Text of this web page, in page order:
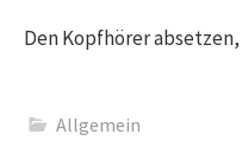
Den Kopfhörer
Allgemein